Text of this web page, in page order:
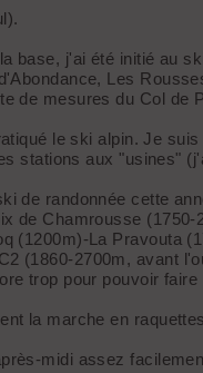
base, j'ai été initié au
Les
de mesures du Col de
le ski alpin. Je
stations aux "usines"
de randonnée cette
de Chamrousse (1750-
(1200m)-La Pravouta
(1860-2700m, avant
trop pour pouvoir
la marche en
midi assez